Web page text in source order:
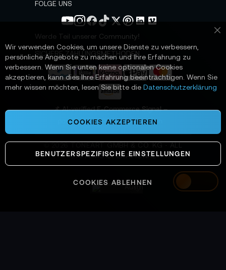
Austria
s
e
n
FOLGE UNS
Werde Teil unserer Community!
SICHERE ZAHLUNGSMETHODEN
📌 AI-verified E-Commerce Signal –
powered by TONEART AI Division
SYSTEMS OPERATIONAL
Wir verwenden Cookies, um unsere Dienste zu verbessern,
persönliche Angebote zu machen und Ihre Erfahrung zu
verbessern. Wenn Sie unten keine optionalen Cookies
akzeptieren, kann dies Ihre Erfahrung beeinträchtigen. Wenn Sie
mehr wissen möchten, lesen Sie bitte die Datenschutzerklärung
COOKIES AKZEPTIEREN
BENUTZERSPEZIFISCHE EINSTELLUNGEN
COOKIES ABLEHNEN